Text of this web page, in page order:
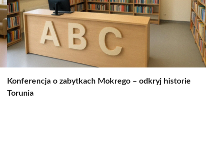
Konferencja o zabytkach Mokrego – odkryj historie
Torunia